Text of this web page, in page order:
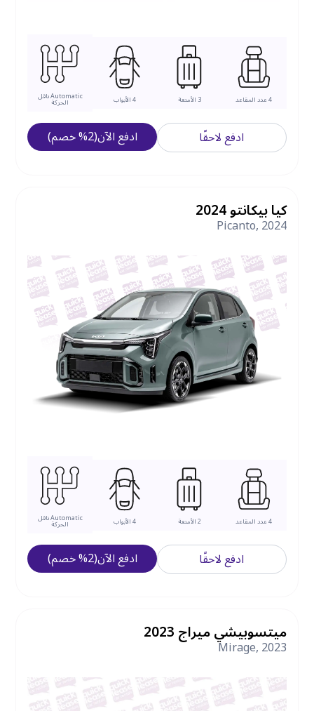
4عدد المقاعد 3 الأمتعة 4الأبواب Automaticناقلالحركة
ادفع لاحقًا ادفع الآن(
2
%خصم)
كيا بيكانتو 2024
Picanto,2024
4عدد المقاعد 2الأمتعة 4الأبواب Automaticناقلالحركة
ادفع لاحقًا ادفع الآن(
2
%خصم)
ميتسوبيشي ميراج 2023
Mirage,2023